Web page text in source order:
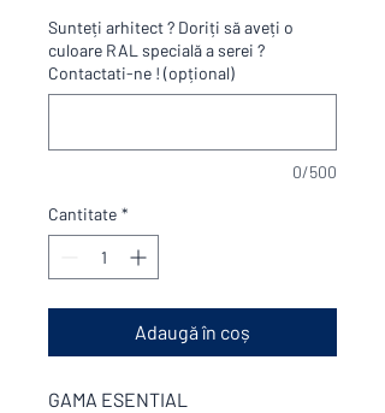
Sunteți arhitect ? Doriți să aveți o
culoare RAL specială a serei ?
Contactati-ne ! (opțional)
0/500
Cantitate *
Adaugă în coș
GAMA ESENTIAL